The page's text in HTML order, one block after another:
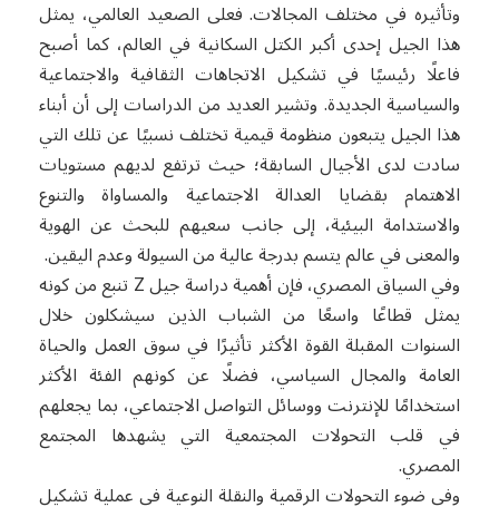
وتأثيره في مختلف المجالات. فعلى الصعيد العالمي، يمثل
هذا الجيل إحدى أكبر الكتل السكانية في العالم، كما أصبح
فاعلًا رئيسيًا في تشكيل الاتجاهات الثقافية والاجتماعية
والسياسية الجديدة. وتشير العديد من الدراسات إلى أن أبناء
هذا الجيل يتبعون منظومة قيمية تختلف نسبيًا عن تلك التي
سادت لدى الأجيال السابقة؛ حيث ترتفع لديهم مستويات
الاهتمام بقضايا العدالة الاجتماعية والمساواة والتنوع
والاستدامة البيئية، إلى جانب سعيهم للبحث عن الهوية
والمعنى في عالم يتسم بدرجة عالية من السيولة وعدم اليقين.
وفي السياق المصري، فإن أهمية دراسة جيل Z تنبع من كونه
يمثل قطاعًا واسعًا من الشباب الذين سيشكلون خلال
السنوات المقبلة القوة الأكثر تأثيرًا في سوق العمل والحياة
العامة والمجال السياسي، فضلًا عن كونهم الفئة الأكثر
استخدامًا للإنترنت ووسائل التواصل الاجتماعي، بما يجعلهم
في قلب التحولات المجتمعية التي يشهدها المجتمع
المصري.
وفي ضوء التحولات الرقمية والنقلة النوعية في عملية تشكيل